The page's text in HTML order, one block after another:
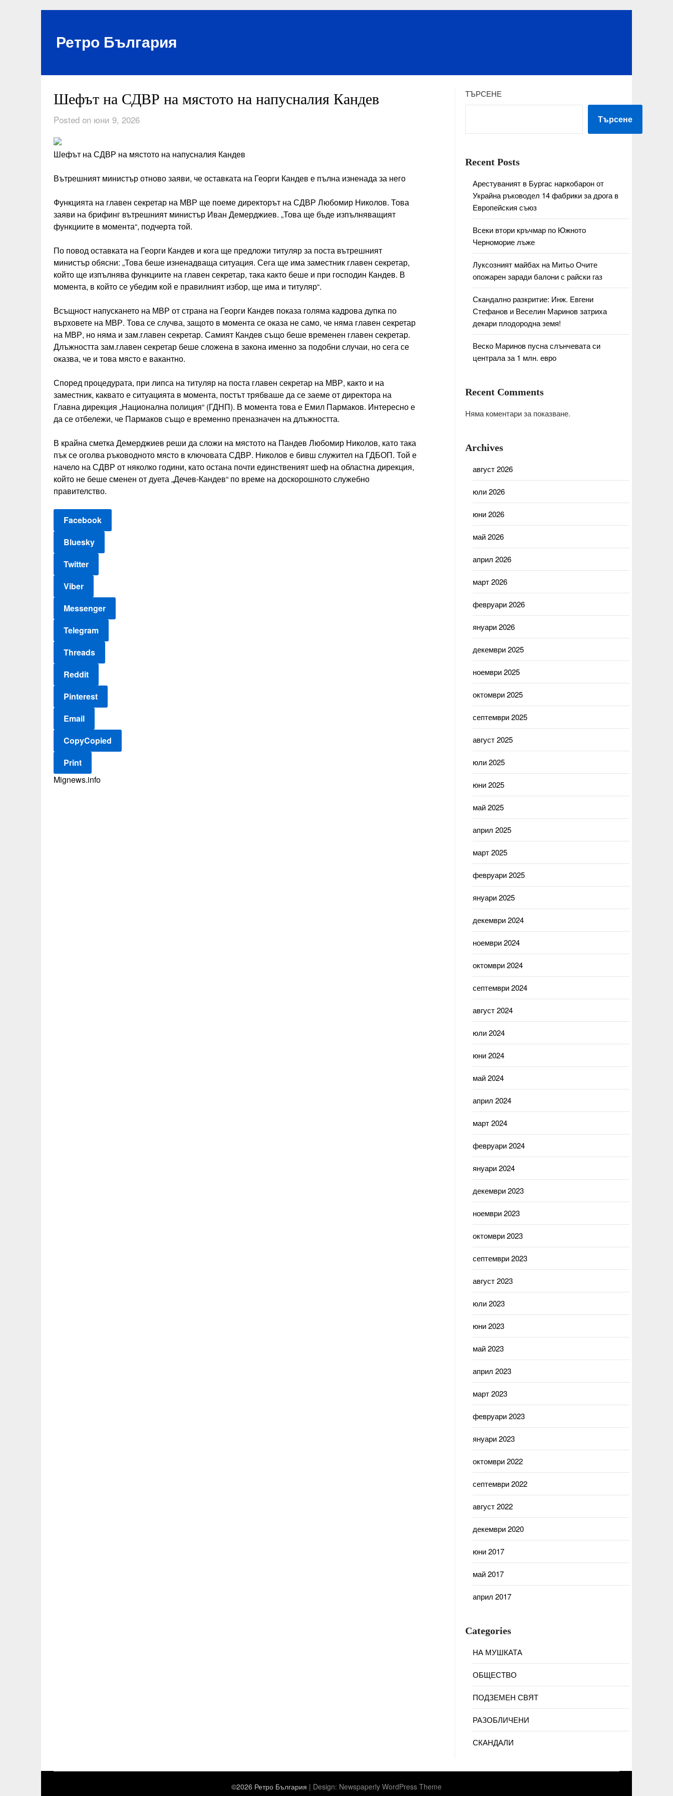
Ретро България
Шефът на СДВР на мястото на напусналия Кандев
Posted on юни 9, 2026
Шефът на СДВР на мястото на напусналия Кандев
Вътрешният министър отново заяви, че оставката на Георги Кандев е пълна изненада за него
Функцията на главен секретар на МВР ще поеме директорът на СДВР Любомир Николов. Това
заяви на брифинг вътрешният министър Иван Демерджиев. „Това ще бъде изпълняващият
функциите в момента“, подчерта той.
По повод оставката на Георги Кандев и кога ще предложи титуляр за поста вътрешният
министър обясни: „Това беше изненадваща ситуация. Сега ще има заместник главен секретар,
който ще изпълнява функциите на главен секретар, така както беше и при господин Кандев. В
момента, в който се убедим кой е правилният избор, ще има и титуляр“.
Всъщност напускането на МВР от страна на Георги Кандев показа голяма кадрова дупка по
върховете на МВР. Това се случва, защото в момента се оказа не само, че няма главен секретар
на МВР, но няма и зам.главен секретар. Самият Кандев също беше временен главен секретар.
Длъжността зам.главен секретар беше сложена в закона именно за подобни случаи, но сега се
оказва, че и това място е вакантно.
Според процедурата, при липса на титуляр на поста главен секретар на МВР, както и на
заместник, каквато е ситуацията в момента, постът трябваше да се заеме от директора на
Главна дирекция „Национална полиция“ (ГДНП). В момента това е Емил Пармаков. Интересно е
да се отбележи, че Пармаков също е временно преназначен на длъжността.
В крайна сметка Демерджиев реши да сложи на мястото на Пандев Любомир Николов, като така
пък се оголва ръководното място в ключовата СДВР. Николов е бивш служител на ГДБОП. Той е
начело на СДВР от няколко години, като остана почти единственият шеф на областна дирекция,
който не беше сменен от дуета „Дечев-Кандев“ по време на доскорошното служебно
правителство.
Facebook
Bluesky
Twitter
Viber
Messenger
Telegram
Threads
Reddit
Pinterest
Email
CopyCopied
Print
Mignews.info
ТЪРСЕНЕ
Търсене
Recent Posts
Арестуваният в Бургас наркобарон от
Украйна ръководел 14 фабрики за дрога в
Европейския съюз
Всеки втори кръчмар по Южното
Черноморие лъже
Луксозният майбах на Митьо Очите
опожарен заради балони с райски газ
Скандално разкритие: Инж. Евгени
Стефанов и Веселин Маринов затриха
декари плодородна земя!
Веско Маринов пусна слънчевата си
централа за 1 млн. евро
Recent Comments
Няма коментари за показване.
Archives
август 2026
юли 2026
юни 2026
май 2026
април 2026
март 2026
февруари 2026
януари 2026
декември 2025
ноември 2025
октомври 2025
септември 2025
август 2025
юли 2025
юни 2025
май 2025
април 2025
март 2025
февруари 2025
януари 2025
декември 2024
ноември 2024
октомври 2024
септември 2024
август 2024
юли 2024
юни 2024
май 2024
април 2024
март 2024
февруари 2024
януари 2024
декември 2023
ноември 2023
октомври 2023
септември 2023
август 2023
юли 2023
юни 2023
май 2023
април 2023
март 2023
февруари 2023
януари 2023
октомври 2022
септември 2022
август 2022
декември 2020
юни 2017
май 2017
април 2017
Categories
НА МУШКАТА
ОБЩЕСТВО
ПОДЗЕМЕН СВЯТ
РАЗОБЛИЧЕНИ
СКАНДАЛИ
©2026 Ретро България | Design: Newspaperly WordPress Theme